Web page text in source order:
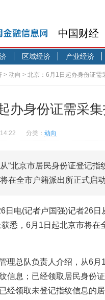
中国财经
区域经济 产业经济
> 动向 > 北京：6月1日起办身份证需
办身份证需采
分类： 动向
“北京市居民身份证登记指
在全市户籍派出所正式启
日电(记者卢国强)记者26日
悉，6月1日起北京市将
理总队负责人介绍，从6
信息；已经领取居民身份
经领取未登记指纹信息的